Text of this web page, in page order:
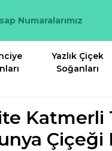
Numaralarımız
Yazlık Çiçek
Soğanları
Katmerli
Çiçeği